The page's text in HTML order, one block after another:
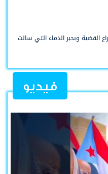
القضية وبحبر الدماء التي سالت
فيديو